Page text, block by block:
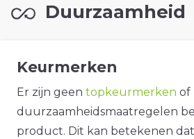
Duurzaamheid
Keurmerken
Er zijn geen topkeurmerken of
duurzaamheidsmaatregelen
product. Dit kan betekenen